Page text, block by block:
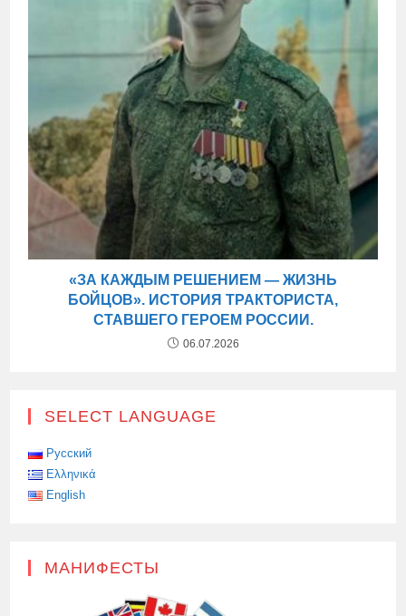
«ЗА КАЖДЫМ РЕШЕНИЕМ — ЖИЗНЬ
БОЙЦОВ». ИСТОРИЯ ТРАКТОРИСТА,
СТАВШЕГО ГЕРОЕМ РОССИИ.
06.07.2026
SELECT LANGUAGE
Русский
Ελληνικά
English
МАНИФЕСТЫ